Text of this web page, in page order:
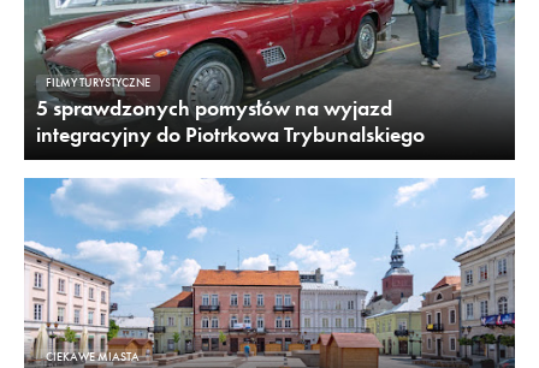
FILMY TURYSTYCZNE
5 sprawdzonych pomysłów na wyjazd
integracyjny do Piotrkowa Trybunalskiego
CIEKAWE MIASTA